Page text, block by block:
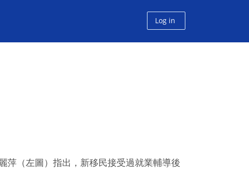
Log in
萍（左圖）指出，新移民接受過就業輔導後